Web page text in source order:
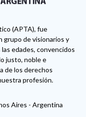
(APTA), fue
grupo de visionarios y
edades, convencidos
justo, noble e
de los derechos
profesión.
Aires - Argentina